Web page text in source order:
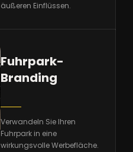
äußeren Einflüssen.
Fuhrpark-
Branding
Verwandeln Sie Ihren
Fuhrpark in eine
wirkungsvolle Werbefläche.